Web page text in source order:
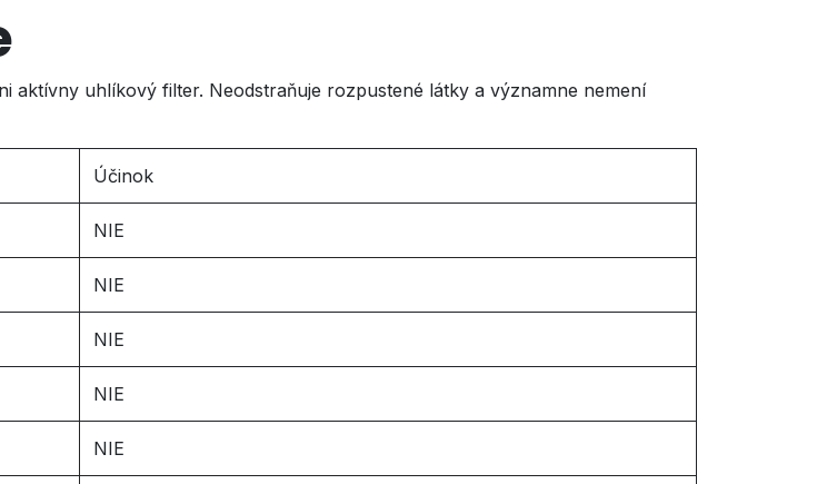
aktívny uhlíkový filter. Neodstraňuje rozpustené látky a významne nemení
Účinok
NIE
NIE
NIE
NIE
NIE